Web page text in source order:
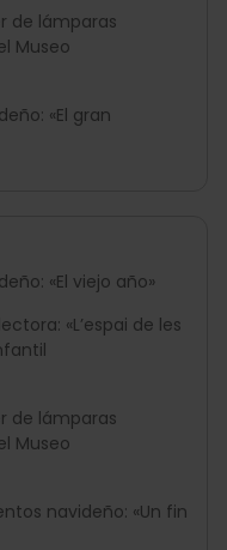
de lámparas
Museo
«El gran
«El viejo año»
«L’espai de les
de lámparas
Museo
navideño: «Un fin